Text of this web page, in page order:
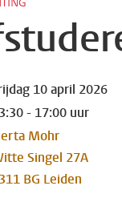
10 april 2026
- 17:00 uur
Mohr
Singel 27A
BG Leiden